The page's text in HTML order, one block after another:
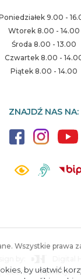
9.00 -
Wtorek 8.00 - 14.00
Środa 8.00 - 13.00
Czwartek 8.00 -
Piątek 8.00 - 14.00
ZNAJDŹ NAS NA:
Wszystkie prawa
ESC SA - Aplikacje i
by ułatwić